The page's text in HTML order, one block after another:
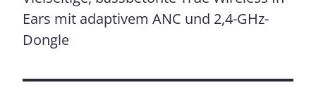
Ears mit adaptivem ANC und 2,4-GHz-
Dongle